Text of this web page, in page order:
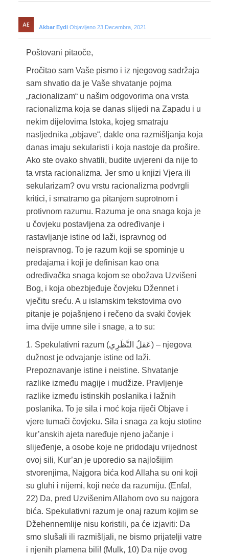
Akbar Eydi Objavljeno 23 Decembra, 2021
Poštovani pitaoče,
Pročitao sam Vaše pismo i iz njegovog sadržaja
sam shvatio da je Vaše shvatanje pojma
„racionalizam“ u našim odgovorima ona vrsta
racionalizma koja se danas slijedi na Zapadu i u
nekim dijelovima Istoka, kojeg smatraju
nasljednika „objave“, dakle ona razmišljanja koja
danas imaju sekularisti i koja nastoje da prošire.
Ako ste ovako shvatili, budite uvjereni da nije to
ta vrsta racionalizma. Jer smo u knjizi Vjera ili
sekularizam? ovu vrstu racionalizma podvrgli
kritici, i smatramo ga pitanjem suprotnom i
protivnom razumu. Razuma je ona snaga koja je
u čovjeku postavljena za određivanje i
rastavljanje istine od laži, ispravnog od
neispravnog. To je razum koji se spominje u
predajama i koji je definisan kao ona
određivačka snaga kojom se obožava Uzvišeni
Bog, i koja obezbjeđuje čovjeku Džennet i
vječitu sreću. A u islamskim tekstovima ovo
pitanje je pojašnjeno i rečeno da svaki čovjek
ima dvije umne sile i snage, a to su:
1. Spekulativni razum (عَقلُ النَّظَرِي) – njegova
dužnost je odvajanje istine od laži.
Prepoznavanje istine i neistine. Shvatanje
razlike između magije i mudžize. Pravljenje
razlike između istinskih poslanika i lažnih
poslanika. To je sila i moć koja riječi Objave i
vjere tumači čovjeku. Sila i snaga za koju stotine
kur’anskih ajeta naređuje njeno jačanje i
slijeđenje, a osobe koje ne pridodaju vrijednost
ovoj sili, Kur’an je uporedio sa najlošijim
stvorenjima, Najgora bića kod Allaha su oni koji
su gluhi i nijemi, koji neće da razumiju. (Enfal,
22) Da, pred Uzvišenim Allahom ovo su najgora
bića. Spekulativni razum je onaj razum kojim se
Džehennemlije nisu koristili, pa će izjaviti: Da
smo slušali ili razmišljali, ne bismo prijatelji vatre
i njenih plamena bili! (Mulk, 10) Da nije ovog